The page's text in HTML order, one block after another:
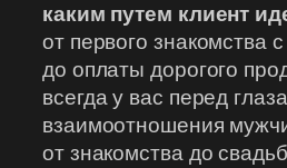
каким путем клиент
от первого знакомства
до оплаты дорогого
всегда у вас перед
взаимоотношения
от знакомства до